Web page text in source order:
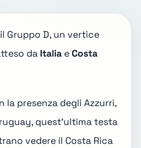
Gruppo D, un vertice
da Italia eCosta
presenza degli Azzurri,
quest'ultima testa
vedere il Costa Rica